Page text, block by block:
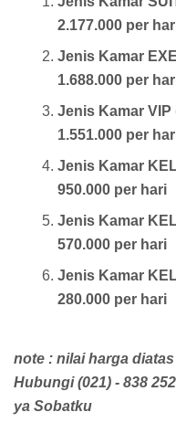
2.177.000 per
Jenis Kamar
1.688.000 per
Jenis Kamar VIP
1.551.000 per
Jenis Kamar
950.000 per hari
Jenis Kamar
570.000 per hari
Jenis Kamar
280.000 per hari
note : nilai harga
Hubungi (021) - 838
ya Sobatku